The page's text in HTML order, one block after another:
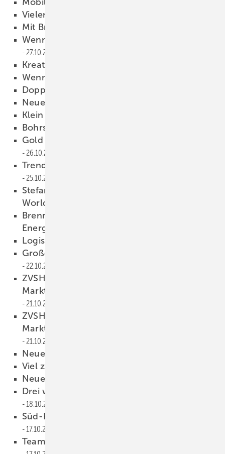
Vielen Dank für ­Ihre Leserbriefe
Mit Brett und Angelschnur
Wenn der Kapitän zur Zange greift
27.10.2011
Kreativer ­Pumpenwechsel
Wenn der Kunde alles kann
Doppelte Sicherheit
Neue TVO jetzt gültig
Klein aber fein
Bohrstopp aufgehoben
Gold für die mobile Heizungsregelung
26.10.2011
Trends bei Pellets und Holzfeuerung
25.10.2011
Stefan Ebner wird Fünfter bei den
Worldskills
Brennstoffzellen-Lösungen für die
Energiewende
Logistik in neuem Lager vereint
Großes Sparpotenzial bei Hallengebäuden
22.10.2011
ZVSHK: ''Viessmann kündigt
Marktpartnerschaft mit dem Handwerk auf''
21.10.2011
ZVSHK-Resulation "Viessmann kündigt
Marktpartnerschaft mit dem Handwerk auf"
21.10.2011
Neuer Vorstand
Viel zu tun fürs Sanitärhandwerk
Neue Norm bereits umgesetzt
Drei weitere Biocats erfolgreich geprüft
18.10.2011
Süd-Partner für dreistufigen Vertrieb
17.10.2011
Teamerweiterung für Heiz- und Kühlsysteme